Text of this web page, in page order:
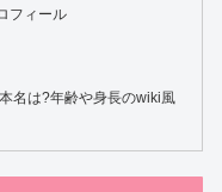
フィール
名は?年齢や身長のwiki風